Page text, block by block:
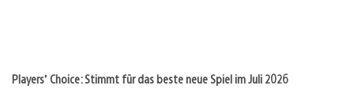
Players’ Choice: Stimmt für das beste neue Spiel im Juli 2026